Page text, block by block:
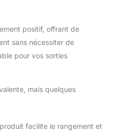
de la LED
des images de
qualité.
sous-marine est
vous puissiez
le
positif, offrant de
sans nécessiter de
pour vos sorties
mais quelques
facilite le rangement et